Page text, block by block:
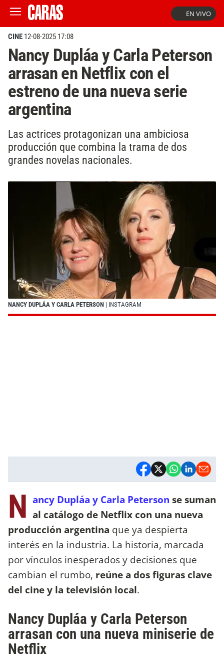
EN VIVO
CINE 12-08-2025 17:08
Nancy Dupláa y Carla Peterson
arrasan en Netflix con el
estreno de una nueva serie
argentina
Las actrices protagonizan una ambiciosa
producción que combina la trama de dos
grandes novelas nacionales.
NANCY DUPLÁA Y CARLA PETERSON | INSTAGRAM
N ancy Dupláa y Carla Peterson se suman
al catálogo de Netflix con una nueva
producción argentina que ya despierta
interés en la industria. La historia, marcada
por vínculos inesperados y decisiones que
cambian el rumbo, reúne a dos figuras clave
del cine y la televisión local.
Nancy Dupláa y Carla Peterson
arrasan con una nueva miniserie de
Netflix